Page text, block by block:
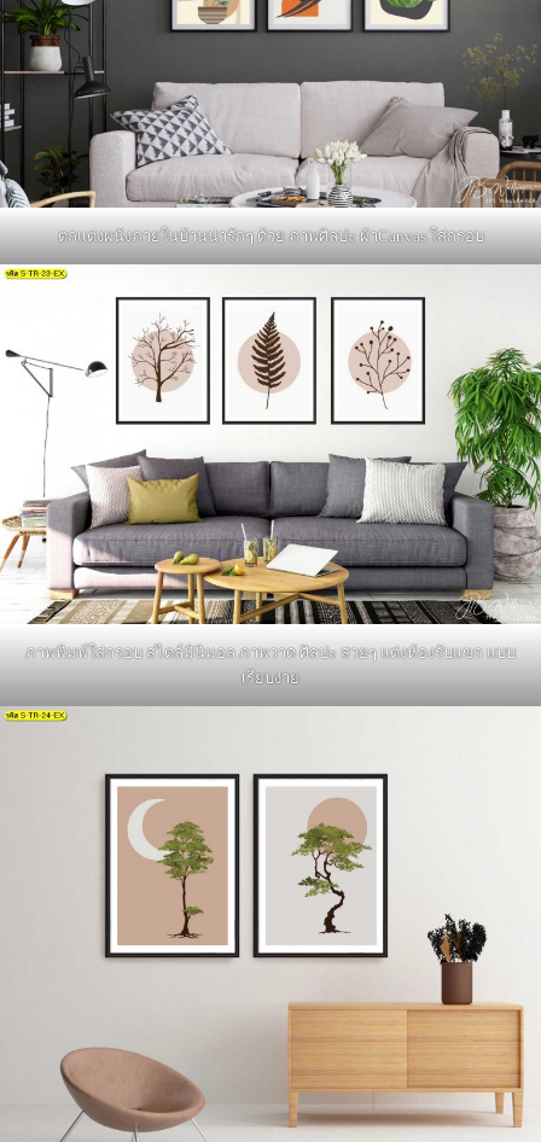
ตกแต่งผนังภายในบ้านน่ารักๆ ด้วย ภาพศิลปะ ผ้าCanvas ใส่กรอบ
ภาพพิมพ์ใส่กรอบ สไตล์มินิมอล ภาพวาด ศิลปะ สวยๆ แต่งห้องรับแขก แบบ
เรียบง่าย